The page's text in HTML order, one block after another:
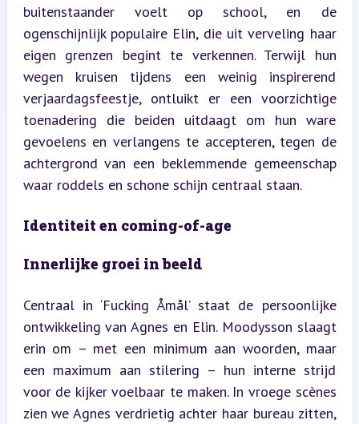
buitenstaander voelt op school, en de
ogenschijnlijk populaire Elin, die uit verveling haar
eigen grenzen begint te verkennen. Terwijl hun
wegen kruisen tijdens een weinig inspirerend
verjaardagsfeestje, ontluikt er een voorzichtige
toenadering die beiden uitdaagt om hun ware
gevoelens en verlangens te accepteren, tegen de
achtergrond van een beklemmende gemeenschap
waar roddels en schone schijn centraal staan.
Identiteit en coming-of-age
Innerlijke groei in beeld
Centraal in ‘Fucking Åmål’ staat de persoonlijke
ontwikkeling van Agnes en Elin. Moodysson slaagt
erin om – met een minimum aan woorden, maar
een maximum aan stilering – hun interne strijd
voor de kijker voelbaar te maken. In vroege scènes
zien we Agnes verdrietig achter haar bureau zitten,